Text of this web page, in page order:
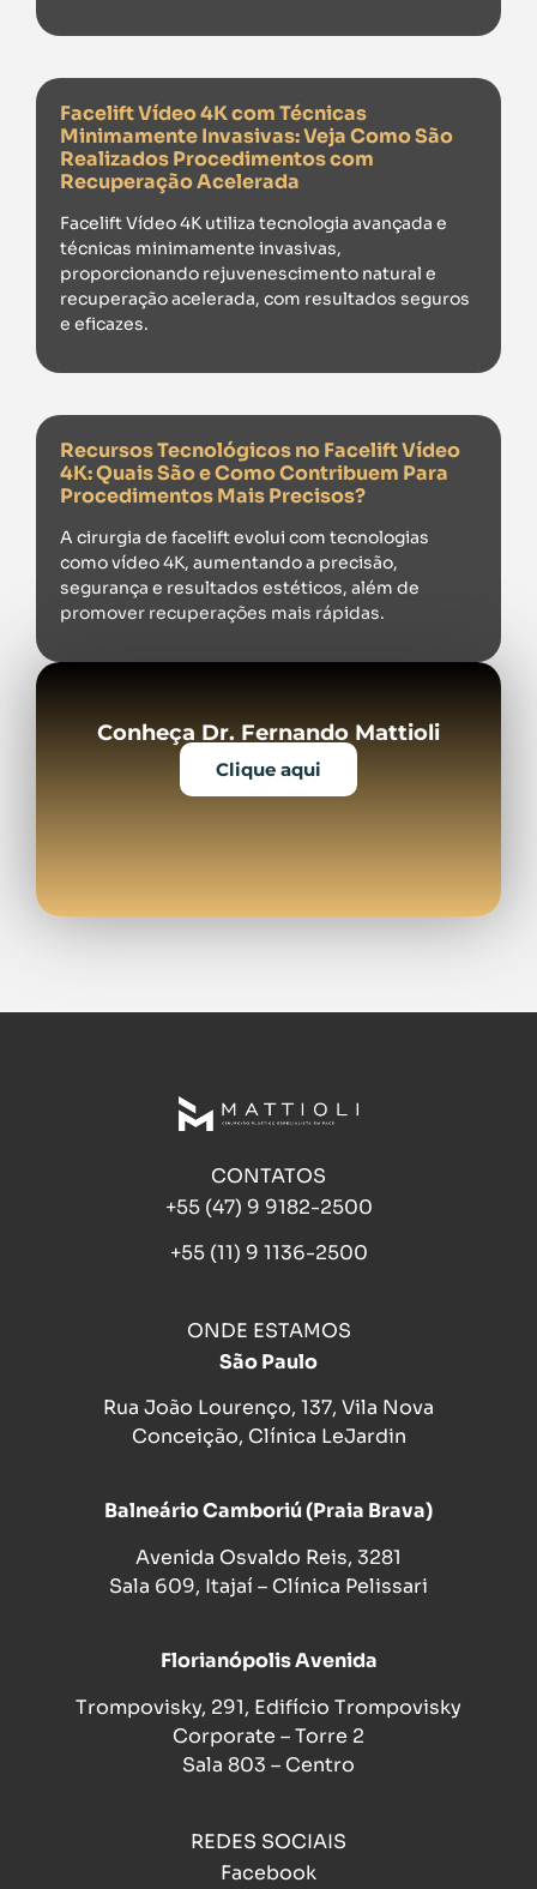
Facelift Vídeo 4K com Técnicas
Minimamente Invasivas: Veja Como São
Realizados Procedimentos com
Recuperação Acelerada
Facelift Vídeo 4K utiliza tecnologia avançada e
técnicas minimamente invasivas,
proporcionando rejuvenescimento natural e
recuperação acelerada, com resultados seguros
e eficazes.
Recursos Tecnológicos no Facelift Vídeo
4K: Quais São e Como Contribuem Para
Procedimentos Mais Precisos?
A cirurgia de facelift evolui com tecnologias
como vídeo 4K, aumentando a precisão,
segurança e resultados estéticos, além de
promover recuperações mais rápidas.
Conheça Dr. Fernando Mattioli
Clique aqui
CONTATOS
+55 (47) 9 9182-2500
+55 (11) 9 1136-2500
ONDE ESTAMOS
São Paulo
Rua João Lourenço, 137, Vila Nova
Conceição, Clínica LeJardin
Balneário Camboriú (Praia Brava)
Avenida Osvaldo Reis, 3281
Sala 609, Itajaí – Clínica Pelissari
Florianópolis Avenida
Trompovisky, 291, Edifício Trompovisky
Corporate – Torre 2
Sala 803 – Centro
REDES SOCIAIS
Facebook